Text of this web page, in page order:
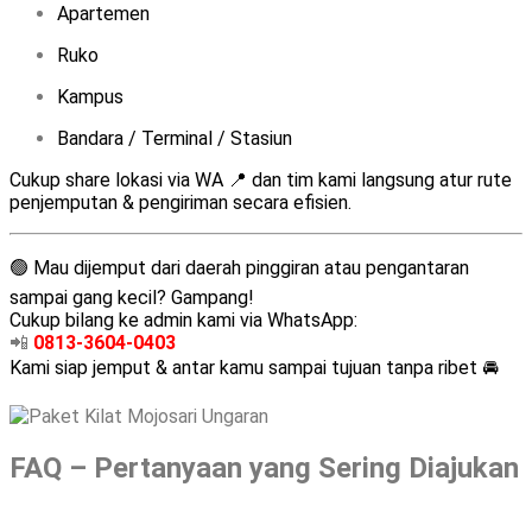
Apartemen
Ruko
Kampus
Bandara / Terminal / Stasiun
Cukup share lokasi via WA 📍 dan tim kami langsung atur rute
penjemputan & pengiriman secara efisien.
🟢 Mau dijemput dari daerah pinggiran atau pengantaran
sampai gang kecil? Gampang!
Cukup bilang ke admin kami via WhatsApp:
📲 0813-3604-0403
Kami siap jemput & antar kamu sampai tujuan tanpa ribet 🚘
FAQ – Pertanyaan yang Sering Diajukan